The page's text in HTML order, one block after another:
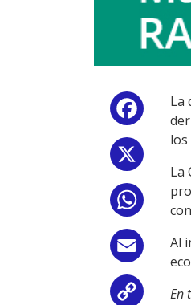
Email
Copy
La
La
Al
En